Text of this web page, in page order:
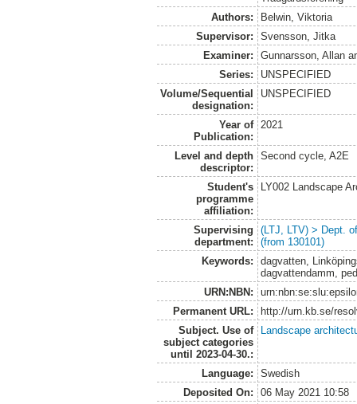
Authors:
Belwin, Viktoria
Supervisor:
Svensson, Jitka
Examiner:
Gunnarsson, Allan
Series:
UNSPECIFIED
Volume/Sequential
designation:
UNSPECIFIED
Year of
Publication:
2021
Level and depth
descriptor:
Second cycle, A2E
Student's
programme
affiliation:
LY002 Landscape
Supervising
department:
(LTJ, LTV) > Dept.
(from 130101)
Keywords:
dagvatten,
dagvattendamm,
URN:NBN:
Permanent URL:
http://urn.kb.se/
Subject. Use of
subject categories
until 2023-04-30.:
Landscape
Language:
Swedish
Deposited On:
06 May 2021 10:58